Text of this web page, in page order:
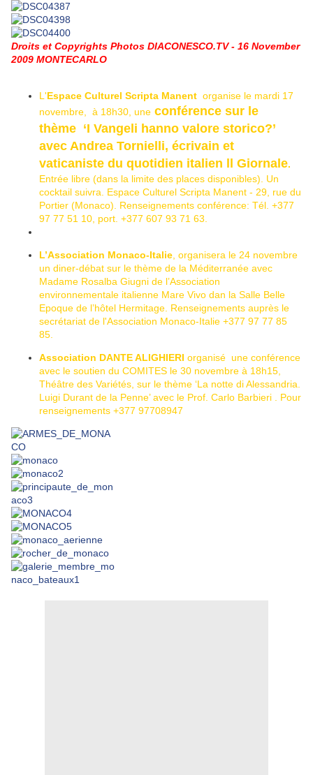
Droits et Copyrights Photos DIACONESCO.TV - 16 November
2009 MONTECARLO
L'Espace Culturel Scripta Manent organise le mardi 17
novembre, à 18h30, une conférence sur le
thème ‘I Vangeli hanno valore storico?’
avec Andrea Tornielli, écrivain et
vaticaniste du quotidien italien ll Giornale.
Entrée libre (dans la limite des places disponibles). Un
cocktail suivra. Espace Culturel Scripta Manent - 29, rue du
Portier (Monaco). Renseignements conférence: Tél. +377
97 77 51 10, port. +377 607 93 71 63.
L’Association Monaco-Italie , organisera le 24 novembre
un diner-débat sur le thème de la Méditerranée avec
Madame Rosalba Giugni de l’Association
environnementale italienne Mare Vivo dan la Salle Belle
Epoque de l’hôtel Hermitage. Renseignements auprès le
secrétariat de l'Association Monaco-Italie +377 97 77 85
85.
Association DANTE ALIGHIERI organisé une conférence
avec le soutien du COMITES le 30 novembre à 18h15,
Théâtre des Variétés, sur le thème ‘La notte di Alessandria.
Luigi Durant de la Penne’ avec le Prof. Carlo Barbieri . Pour
renseignements +377 97708947